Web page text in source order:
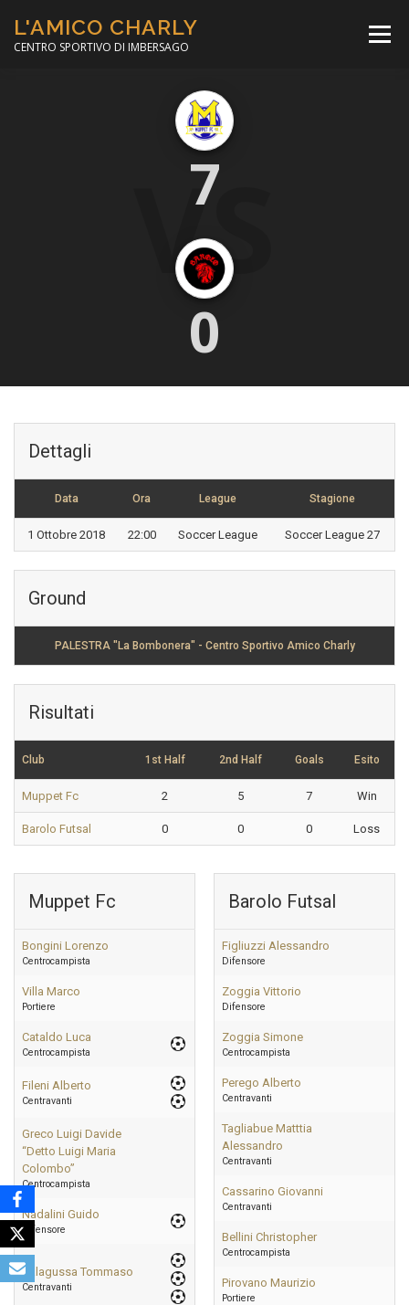
contenuto
L'AMICO CHARLY
CENTRO SPORTIVO DI IMBERSAGO
Menù
CORSO CALCIO A 5
MINIBASKET
VS
7
0
Dettagli
Data Ora League Stagione
1 Ottobre 2018 22:00 Soccer League Soccer League 27
Ground
PALESTRA "La Bombonera" - Centro Sportivo Amico Charly
Risultati
Club 1st Half 2nd Half Goals Esito
Muppet Fc 2 5 7 Win
Barolo Futsal 0 0 0 Loss
Muppet Fc
Bongini Lorenzo
Centrocampista
Villa Marco
Portiere
Cataldo Luca
Centrocampista
Fileni Alberto
Centravanti
Greco Luigi Davide
“Detto Luigi Maria
Colombo”
Centrocampista
Nadalini Guido
Difensore
Valagussa Tommaso
Centravanti
Barolo Futsal
Figliuzzi Alessandro
Difensore
Zoggia Vittorio
Difensore
Zoggia Simone
Centrocampista
Perego Alberto
Centravanti
Tagliabue Matttia
Alessandro
Centravanti
Cassarino Giovanni
Centravanti
Bellini Christopher
Centrocampista
Pirovano Maurizio
Portiere